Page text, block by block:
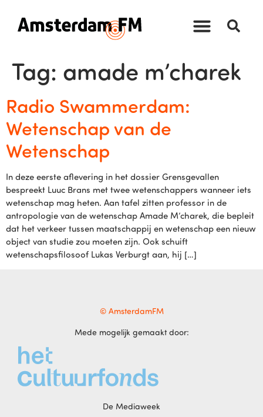
Tag: amade m’charek
Radio Swammerdam:
Wetenschap van de
Wetenschap
In deze eerste aflevering in het dossier Grensgevallen
bespreekt Luuc Brans met twee wetenschappers wanneer iets
wetenschap mag heten. Aan tafel zitten professor in de
antropologie van de wetenschap Amade M’charek, die bepleit
dat het verkeer tussen maatschappij en wetenschap een nieuw
object van studie zou moeten zijn. Ook schuift
wetenschapsfilosoof Lukas Verburgt aan, hij […]
© AmsterdamFM
Mede mogelijk gemaakt door:
De Mediaweek